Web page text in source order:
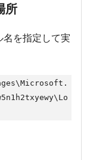
所
を指定して実